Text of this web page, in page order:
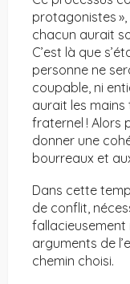
protagonistes
chacun aurait
C’est là que
personne ne
coupable, ni
aurait les
fraternel ! Alors
donner une
bourreaux et
Dans cette
de conflit,
fallacieusement
arguments de
chemin choisi.